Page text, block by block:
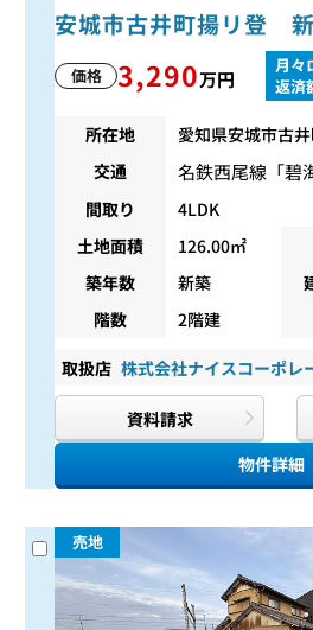
安城市古井町揚リ登
価格 3,290万円
月々
返済
所在地
愛知県安城市古
交通
名鉄西尾線 「碧
間取り
4LDK
土地面積
126.00㎡
築年数
新築
階数
2階建
取扱店 株式会社ナイスコーポレ
資料請求
物件詳細
売地